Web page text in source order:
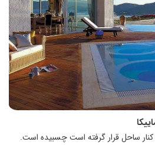
ساحل قرار گرفته است چسبیده است.